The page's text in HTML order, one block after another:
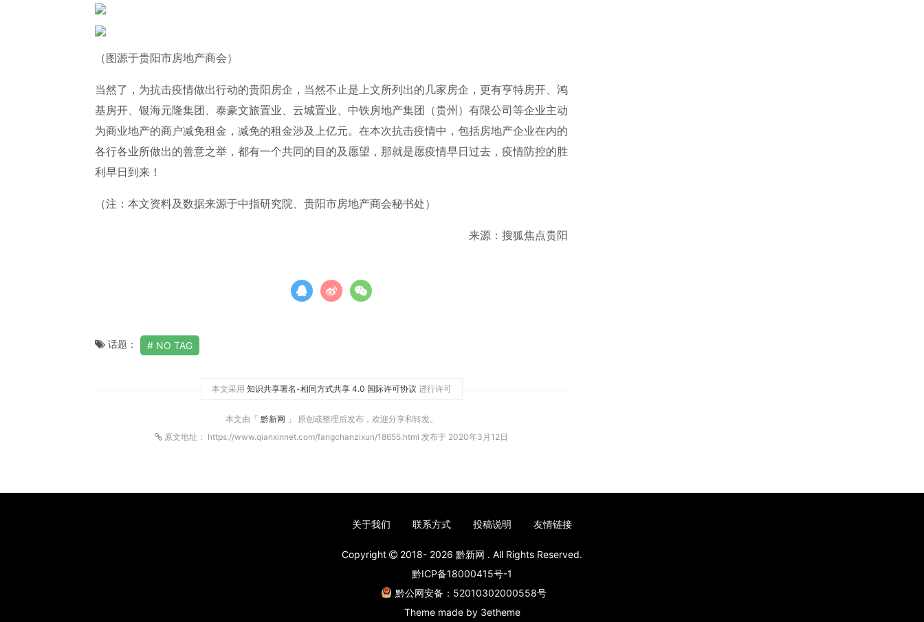
（图源于贵阳市房地产商会）
当然了，为抗击疫情做出行动的贵阳房企，当然不止是上文所列出的几家房企，更有亨特房开、鸿
基房开、银海元隆集团、泰豪文旅置业、云城置业、中铁房地产集团（贵州）有限公司等企业主动
为商业地产的商户减免租金，减免的租金涉及上亿元。在本次抗击疫情中，包括房地产企业在内的
各行各业所做出的善意之举，都有一个共同的目的及愿望，那就是愿疫情早日过去，疫情防控的胜
利早日到来！
（注：本文资料及数据来源于中指研究院、贵阳市房地产商会秘书处）
来源：搜狐焦点贵阳
话题： NO TAG
本文采用 知识共享署名-相同方式共享 4.0 国际许可协议 进行许可
本文由「 黔新网 」 原创或整理后发布，欢迎分享和转发。
原文地址： https://www.qianxinnet.com/fangchanzixun/18655.html 发布于 2020年3月12日
关于我们 联系方式 投稿说明 友情链接
Copyright 2018- 2026 黔新网 . All Rights Reserved.
黔ICP备18000415号-1
黔公网安备：52010302000558号
Theme made by 3etheme